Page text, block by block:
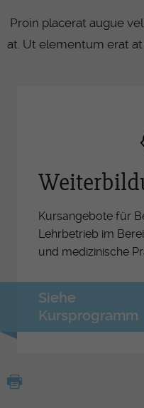
Proin placerat augue
at. Ut elementum erat
Kursangebote für
Lehrbetrieb im
und medizinische
Siehe
Kursprogramm